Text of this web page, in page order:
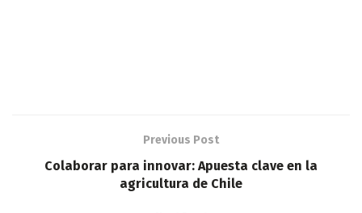
Previous Post
Colaborar para innovar: Apuesta clave en la
agricultura de Chile